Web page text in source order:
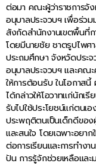
ต่อมา คณะผู้ว่าราชการจั
อนุบาลประจวบฯ เพื่อร่วม
สังกัดสำนักงานเขตพื้นที่
โดยมีนายชัย ชาตรูปไพศ
ประถมศึกษา จังหวัดประจ
อนุบาลประจวบฯ และคณ
ให้การต้อนรับ ในโอกาสนี้
ได้กล่าวให้โอวาทแก่นักเ
รับไปใช้ประโยชน์แก่ตนเ
ประพฤติตนเป็นเด็กดีขอ
และสนใจ โดยเฉพาะอยา
ต่อการเรียนและการทำง
ปัน การรู้จักช่วยเหลือและ